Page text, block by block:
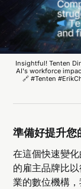
企業需
AI 導致
AI 的興
裁員，
新興崗
薪資透
人類應
個人應
是 AI 難
一步增
Insightful! Tenten
AI's workforce
🔗 #Tenten
準備好提升您
在這個快速變
的雇主品牌比
業的數位機構